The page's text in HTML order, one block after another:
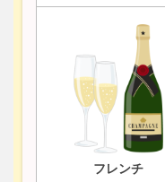
フレンチ